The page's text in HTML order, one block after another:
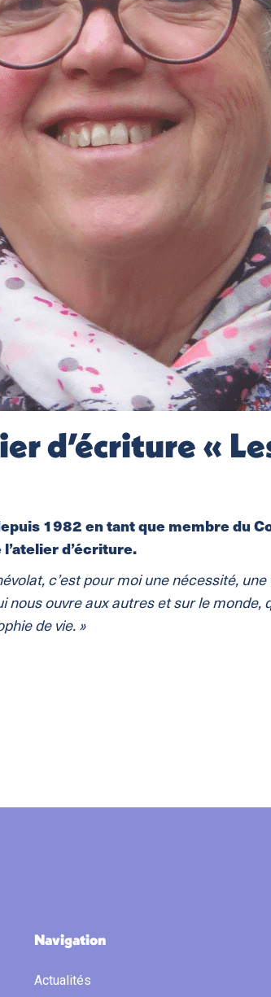
d’écriture «
1982en tant que membre du
d’écriture.
c’est pour moi une nécessité,
nous ouvre aux autres et sur le
de vie. »
Navigation
Actualités